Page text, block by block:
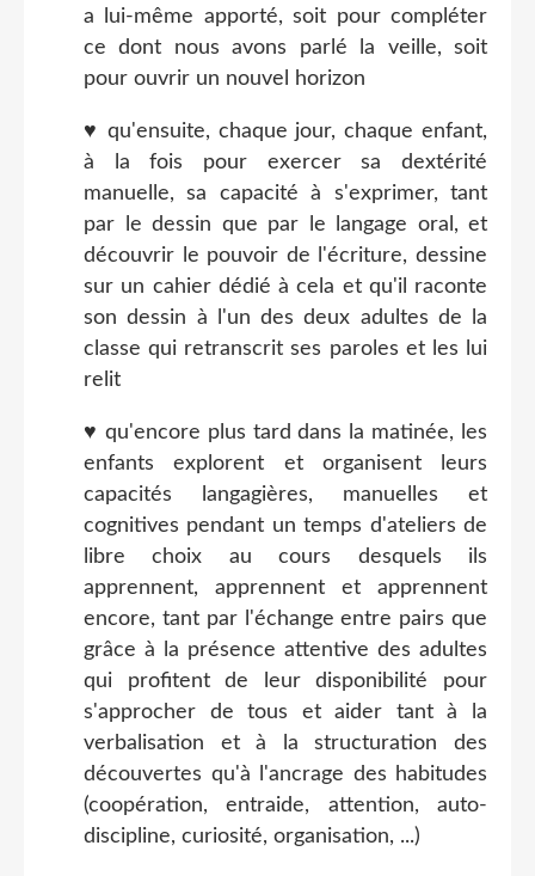
a lui-même apporté, soit pour compléter
ce dont nous avons parlé la veille, soit
pour ouvrir un nouvel horizon
♥ qu'ensuite, chaque jour, chaque enfant,
à la fois pour exercer sa dextérité
manuelle, sa capacité à s'exprimer, tant
par le dessin que par le langage oral, et
découvrir le pouvoir de l'écriture, dessine
sur un cahier dédié à cela et qu'il raconte
son dessin à l'un des deux adultes de la
classe qui retranscrit ses paroles et les lui
relit
♥ qu'encore plus tard dans la matinée, les
enfants explorent et organisent leurs
capacités langagières, manuelles et
cognitives pendant un temps d'ateliers de
libre choix au cours desquels ils
apprennent, apprennent et apprennent
encore, tant par l'échange entre pairs que
grâce à la présence attentive des adultes
qui profitent de leur disponibilité pour
s'approcher de tous et aider tant à la
verbalisation et à la structuration des
découvertes qu'à l'ancrage des habitudes
(coopération, entraide, attention, auto-
discipline, curiosité, organisation, ...)